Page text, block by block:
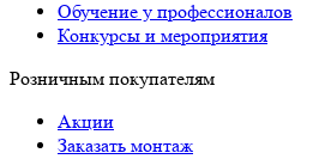
Обучение у профессионалов
Конкурсы и мероприятия
Розничным покупателям
Акции
Заказать монтаж